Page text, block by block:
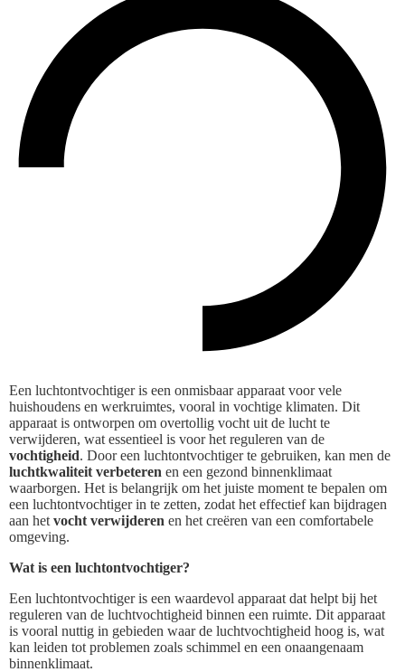
Een luchtontvochtiger is een onmisbaar apparaat voor vele
huishoudens en werkruimtes, vooral in vochtige klimaten. Dit
apparaat is ontworpen om overtollig vocht uit de lucht te
verwijderen, wat essentieel is voor het reguleren van de
vochtigheid. Door een luchtontvochtiger te gebruiken, kan men de
luchtkwaliteit verbeteren en een gezond binnenklimaat
waarborgen. Het is belangrijk om het juiste moment te bepalen om
een luchtontvochtiger in te zetten, zodat het effectief kan bijdragen
aan het vocht verwijderen en het creëren van een comfortabele
omgeving.
Wat is een luchtontvochtiger?
Een luchtontvochtiger is een waardevol apparaat dat helpt bij het
reguleren van de luchtvochtigheid binnen een ruimte. Dit apparaat
is vooral nuttig in gebieden waar de luchtvochtigheid hoog is, wat
kan leiden tot problemen zoals schimmel en een onaangenaam
binnenklimaat.